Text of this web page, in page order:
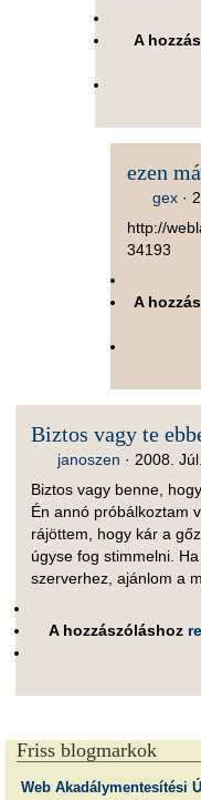
A
ezen
gex ·
http://
34193
A
Biztos vagy te
janoszen · 2008.
Biztos vagy benne,
Én annó próbálkoztam
rájöttem, hogy kár a
úgyse fog stimmelni.
szerverhez, ajánlom a
A hozzászóláshoz
Friss blogmarkok
Web Akadálymentesítési